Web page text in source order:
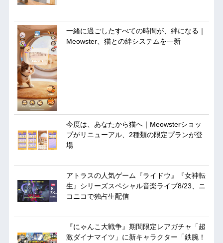
一緒に過ごしたすべての時間が、絆になる｜
Meowster、猫との絆システムを一新
今度は、あなたから猫へ｜Meowsterショッ
プがリニューアル、2種類の限定プランが登
場
アトラスの人気ゲーム『ライドウ』『女神転
生』シリーズスペシャル音楽ライブ8/23、ニ
コニコで独占生配信
『にゃんこ大戦争』期間限定レアガチャ「超
激ダイナマイツ」に新キャラクター「鉄腕！